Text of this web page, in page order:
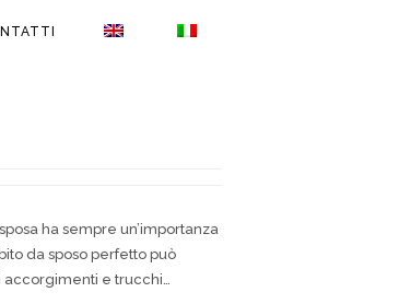
ha sempre un’importanza
da sposo perfetto può
accorgimenti e trucchi…